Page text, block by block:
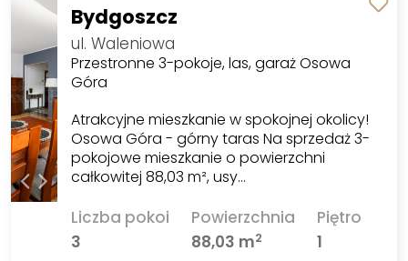
Bydgoszcz
ul. Waleniowa
Przestronne 3-pokoje, las, garaż Osowa
Góra
Atrakcyjne mieszkanie w spokojnej okolicy!
Osowa Góra - górny taras Na sprzedaż 3-
pokojowe mieszkanie o powierzchni
całkowitej 88,03 m², usy…
Liczba pokoi
3
Powierzchnia
88,03 m2
Piętro
1